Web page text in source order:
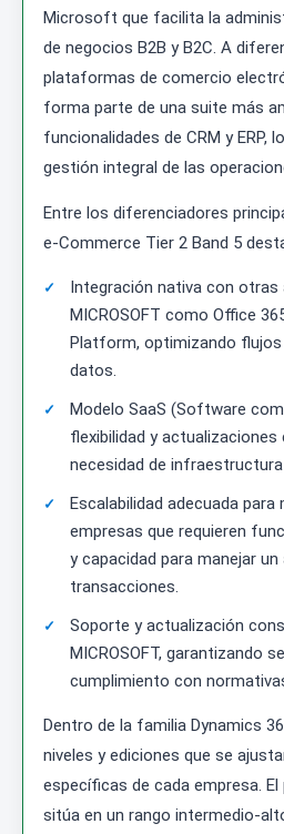
Microsoft que facilita la
de negocios B2B y B2C. A
plataformas de comercio
forma parte de una suite más
funcionalidades de CRM y ERP,
gestión integral de las
Entre los diferenciadores
e-Commerce Tier 2 Band 5
Integración nativa con otras
MICROSOFT como Office
Platform, optimizando flujos
datos.
Modelo SaaS (Software
flexibilidad y actualizaciones
necesidad de infraestructura
Escalabilidad adecuada para
empresas que requieren
y capacidad para manejar
transacciones.
Soporte y actualización
MICROSOFT, garantizando
cumplimiento con
Dentro de la familia Dynamics
niveles y ediciones que se
específicas de cada empresa. El
sitúa en un rango intermedio-